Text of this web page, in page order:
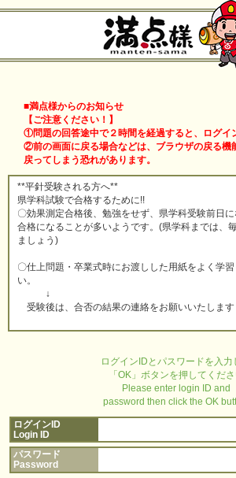
■満点様からのお知らせ
【ご注意ください！】
①問題の回答途中で２時間を経過すると、ログイ
②前の画面に戻る場合などは、ブラウザの戻る機
戻ってしまう恐れがあります。
**平針受験される方へ**
県学科試験で合格するために!!
〇効果測定合格後、勉強をせず、県学科受験前日
合格になることが多いようです。(県学科までは、
ましょう)
〇仕上問題・卒業式時にお渡しした用紙をよく学
い。
↓
受験後は、合否の結果の連絡をお願いいたしま
ログインIDとパスワードを入力
「OK」ボタンを押してくだ
Please enter login ID and
password then click the OK
ログインID
Login ID
パスワード
Password